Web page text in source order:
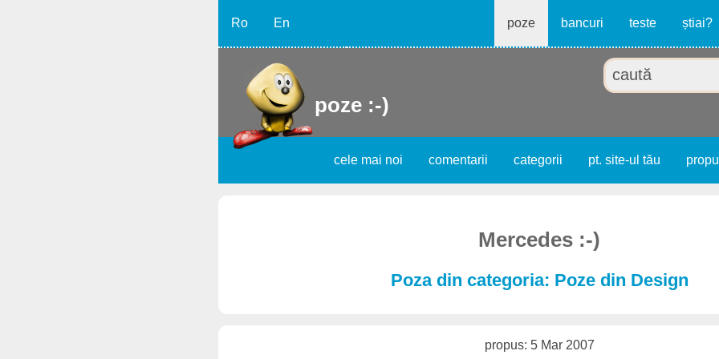
Ro En poze bancuri teste știai?
poze :-)
cele mai noi comentarii categorii pt. site-ul tău
Mercedes :-)
Poza din categoria: Poze din Design
propus: 5 Mar 2007